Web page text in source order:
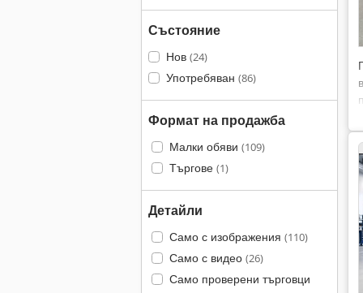
Състояние
Нов (24)
Употребяван (86)
Формат на продажба
Малки обяви (109)
Търгове (1)
Детайли
Само с изображения (110)
Само с видео (26)
Само проверени търговци